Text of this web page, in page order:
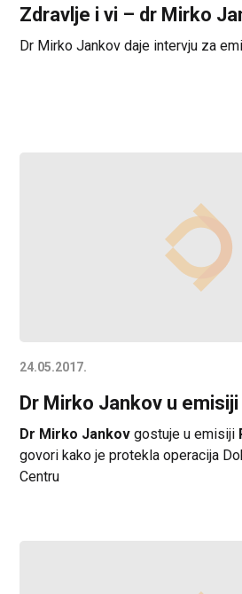
Zdravlje i vi – dr Mirko
Dr Mirko Jankov daje intervju za
24.05.2017.
Dr Mirko Jankov u
Dr Mirko Jankov gostuje u emisiji
govori kako je protekla operacija
Centru